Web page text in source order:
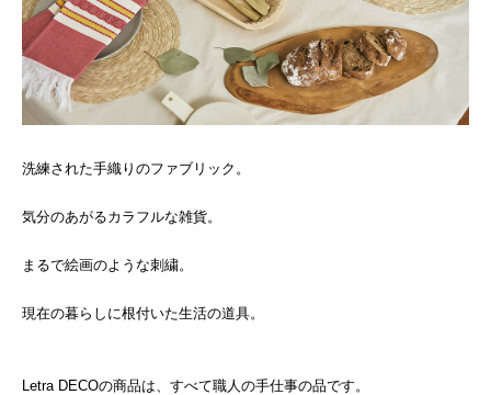
洗練された手織りのファブリック。
気分のあがるカラフルな雑貨。
まるで絵画のような刺繍。
現在の暮らしに根付いた生活の道具。
Letra DECOの商品は、すべて職人の手仕事の品です。